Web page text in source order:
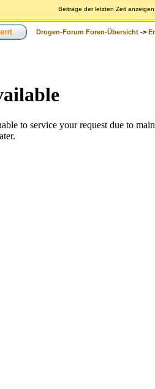
Beiträge der letzten Zeit
Drogen-Forum Foren-Übersicht ->